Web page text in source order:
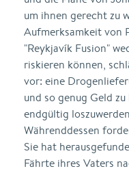
um ihnen gerecht zu
Aufmerksamkeit von
"Reykjavík Fusion"
riskieren können,
vor: eine
und so genug Geld
endgültig
Währenddessen
Sie hat
Fährte ihres Vaters